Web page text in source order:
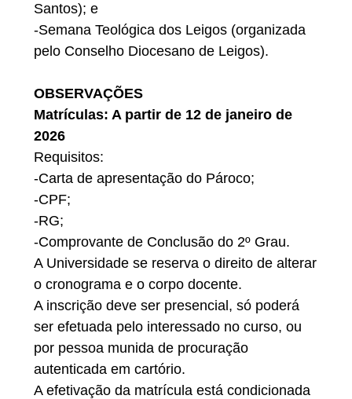
Santos); e
-Semana Teológica dos Leigos (organizada
pelo Conselho Diocesano de Leigos).
OBSERVAÇÕES
Matrículas: A partir de 12 de janeiro de
2026
Requisitos:
-Carta de apresentação do Pároco;
-CPF;
-RG;
-Comprovante de Conclusão do 2º Grau.
A Universidade se reserva o direito de alterar
o cronograma e o corpo docente.
A inscrição deve ser presencial, só poderá
ser efetuada pelo interessado no curso, ou
por pessoa munida de procuração
autenticada em cartório.
A efetivação da matrícula está condicionada